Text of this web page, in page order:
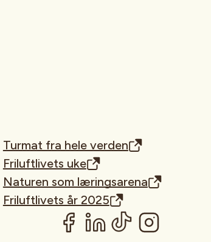
Turmat fra hele verden
Friluftlivets uke
Naturen som læringsarena
Friluftlivets år 2025